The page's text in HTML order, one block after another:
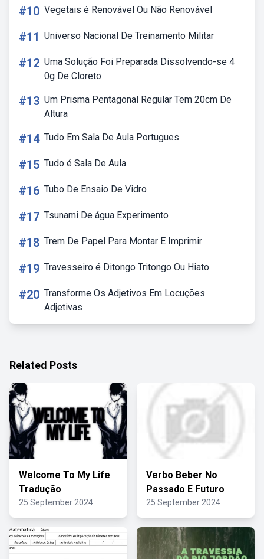
#10 Vegetais é Renovável Ou Não Renovável
#11 Universo Nacional De Treinamento Militar
#12 Uma Solução Foi Preparada Dissolvendo-se 4
0g De Cloreto
#13 Um Prisma Pentagonal Regular Tem 20cm De
Altura
#14 Tudo Em Sala De Aula Portugues
#15 Tudo é Sala De Aula
#16 Tubo De Ensaio De Vidro
#17 Tsunami De água Experimento
#18 Trem De Papel Para Montar E Imprimir
#19 Travesseiro é Ditongo Tritongo Ou Hiato
#20 Transforme Os Adjetivos Em Locuções
Adjetivas
Related Posts
Welcome To My Life
Tradução
25 September 2024
Verbo Beber No
Passado E Futuro
25 September 2024